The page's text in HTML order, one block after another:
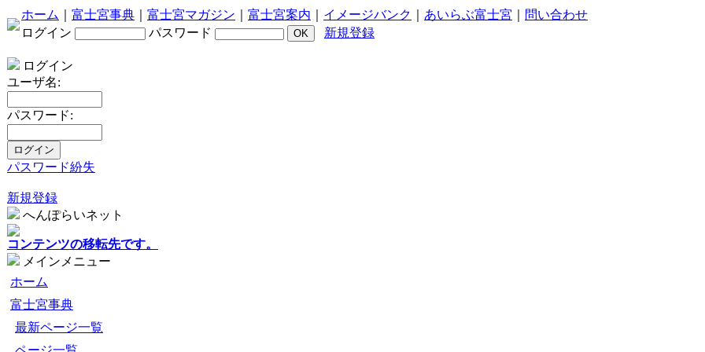
ホーム 富士宮事典 富士宮マガジン 富士宮案内 イメージバンク あいらぶ富士宮
問い合わせ
ログイン
パスワード 新規登録
ログイン
ユーザ名:
パスワード:
パスワード紛失
新規登録
へんぽらいネット
コンテンツの移転先です。
メインメニュー
ホーム
富士宮事典
最新ページ一覧